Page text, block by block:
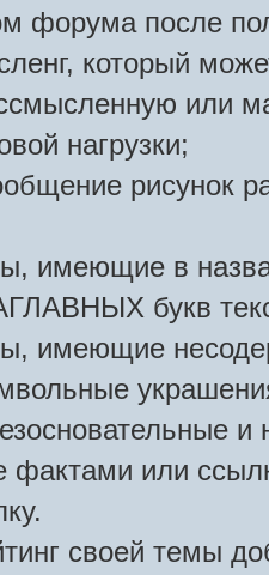
форума после
который
или
нагрузки;
рисунок
имеющие в
букв
имеющие
фактами или
своей темы